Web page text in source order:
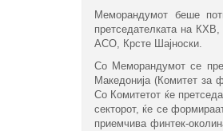
Меморандумот беше
претседателката на
АСО, Крсте Шајноски.
Со Меморандумот се
Македонија (Комитет за
Со Комитетот ќе
секторот, ќе се
приемчива финтек-